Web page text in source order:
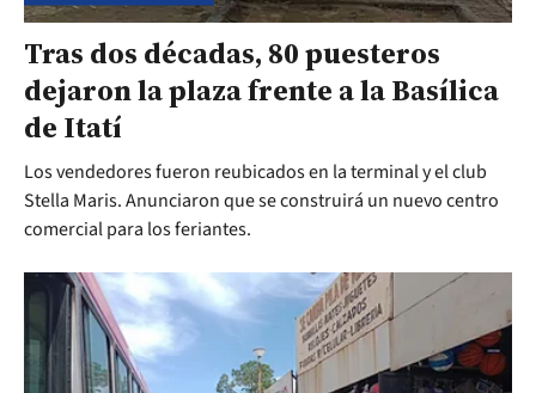
Tras dos décadas, 80 puesteros
dejaron la plaza frente a la Basílica
de Itatí
Los vendedores fueron reubicados en la terminal y el club
Stella Maris. Anunciaron que se construirá un nuevo centro
comercial para los feriantes.